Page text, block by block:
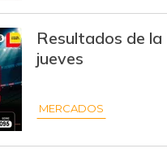
$ 155.882,00
Resultados de
jueves
MERCADOS